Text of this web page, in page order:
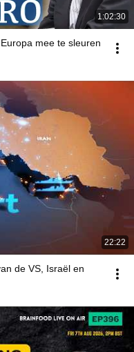
1:02:30
mee te sleuren
22:22
de VS, Israël en